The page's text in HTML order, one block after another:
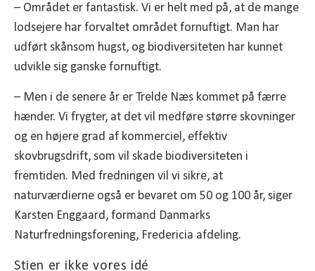
– Området er fantastisk. Vi er helt med på, at de mange
lodsejere har forvaltet området fornuftigt. Man har
udført skånsom hugst, og biodiversiteten har kunnet
udvikle sig ganske fornuftigt.
– Men i de senere år er Trelde Næs kommet på færre
hænder. Vi frygter, at det vil medføre større skovninger
og en højere grad af kommerciel, effektiv
skovbrugsdrift, som vil skade biodiversiteten i
fremtiden. Med fredningen vil vi sikre, at
naturværdierne også er bevaret om 50 og 100 år, siger
Karsten Enggaard, formand Danmarks
Naturfredningsforening, Fredericia afdeling.
Stien er ikke vores idé